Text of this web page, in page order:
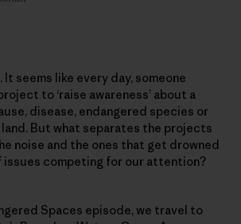
It seems like every day, someone
to ‘raise awareness’ about a
disease, endangered species or
But what separates the projects
noise and the ones that get drowned
competing for our attention?
Spaces episode, we travel to